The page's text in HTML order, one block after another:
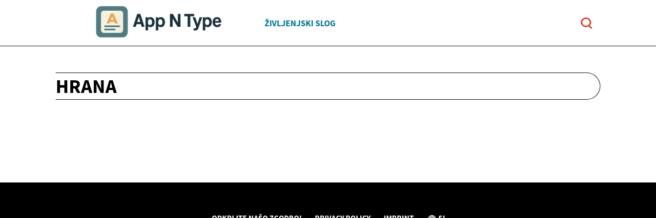
ŽIVLJENJSKI SLOG
HRANA